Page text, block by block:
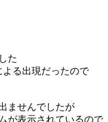
た
る出現だったので
ませんでしたが
が表示されているので